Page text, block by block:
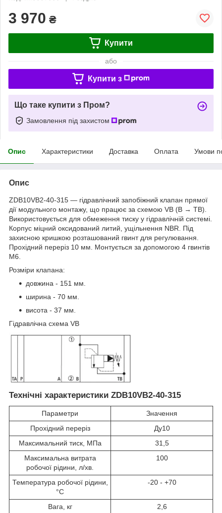
3 970 ₴
Купити
або
Купити з
Що таке купити з Пром?
Замовлення під захистом
Опис Характеристики Доставка Оплата Умови
Опис
ZDB10VB2-40-315 — гідравлічний запобіжний клапан прямої
дії модульного монтажу, що працює за схемою VB (B → TB).
Використовується для обмеження тиску у гідравлічній системі.
Корпус міцний оксидований литий, ущільнення NBR. Під
захисною кришкою розташований гвинт для регулювання.
Прохідний переріз 10 мм. Монтується за допомогою 4 гвинтів
М6.
Розміри клапана:
довжина - 151 мм.
ширина - 70 мм.
висота - 37 мм.
Гідравлічна схема VB
Технічні характеристики ZDB10VB2-40-315
Параметри
Значення
Прохідний переріз
Ду10
Максимальний тиск, МПа
31,5
Максимальна витрата
робочої рідини, л/хв.
100
Температура робочої рідини,
°C
-20 - +70
Вага, кг 2,6